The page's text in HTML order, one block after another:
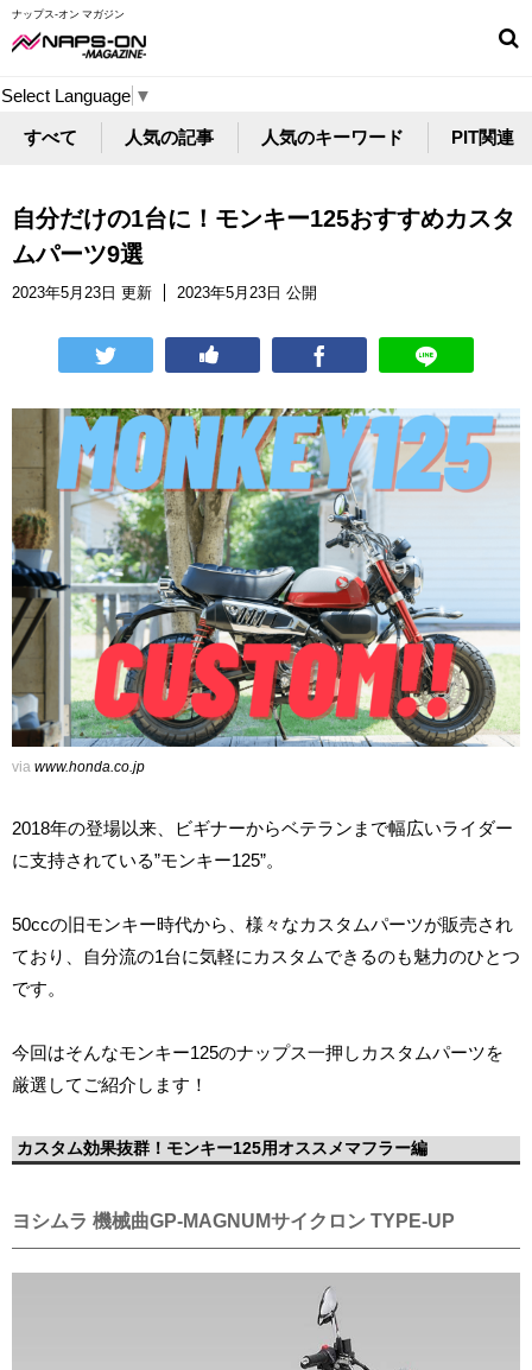
ナップス-オン マガジン
Select Language ▼
すべて 人気の記事 人気のキーワード PIT関連
自分だけの1台に！モンキー125おすすめカスタ
ムパーツ9選
2023年5月23日 更新 2023年5月23日 公開
via www.honda.co.jp
2018年の登場以来、ビギナーからベテランまで幅広いライダー
に支持されている”モンキー125”。
50ccの旧モンキー時代から、様々なカスタムパーツが販売され
ており、自分流の1台に気軽にカスタムできるのも魅力のひとつ
です。
今回はそんなモンキー125のナップス一押しカスタムパーツを
厳選してご紹介します！
カスタム効果抜群！モンキー125用オススメマフラー編
ヨシムラ 機械曲GP-MAGNUMサイクロン TYPE-UP